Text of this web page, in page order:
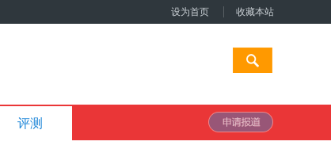
设为首页 收藏本站
评测